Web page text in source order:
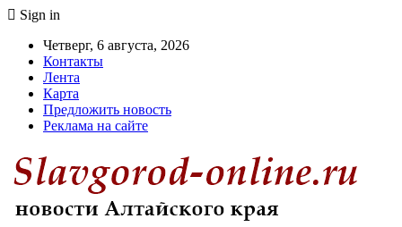
Sign in
Четверг, 6 августа, 2026
Контакты
Лента
Карта
Предложить новость
Реклама на сайте